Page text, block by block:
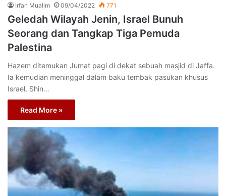
Irfan Mualim 09/04/2022 771
Geledah Wilayah Jenin, Israel Bunuh
Seorang dan Tangkap Tiga Pemuda
Palestina
Hazem ditemukan Jumat pagi di dekat sebuah masjid di Jaffa.
Ia kemudian meninggal dalam baku tembak pasukan khusus
Israel, Shin…
Read More »